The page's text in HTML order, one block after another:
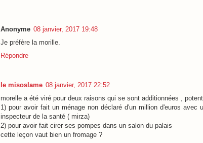
Anonyme 08 janvier, 2017 19:48
Je préfère la morille.
Répondre
le misoslame 08 janvier, 2017 22:52
morelle a été viré pour deux raisons qui se sont additionnées ,
1) pour avoir fait un ménage non déclaré d'un million d'euros avec
inspecteur de la santé ( mirza)
2) pour avoir fait cirer ses pompes dans un salon du palais
cette leçon vaut bien un fromage ?